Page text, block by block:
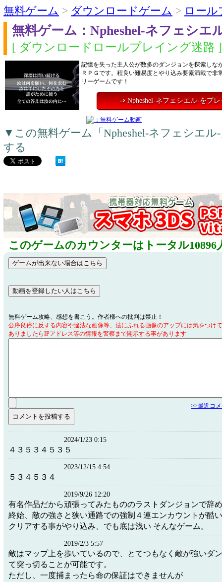
無料ゲーム > ダウンロードゲーム > ロー
無料ゲーム：Npheshel-ネフェシエ
[ ダウンロードロールプレイング迷路 ]
記憶を失った主人公が数多のダンジョンを探索しな
ＲＰＧです。程良い難易度とやり込み要素満載で非
リーゲームです！
⇒ Npheshel-ネフェシエル-をプ
▼この無料ゲーム「Npheshel-ネフェシエ
する
このゲームのカウンターはトータル10896
無料ゲーム攻略、感想を書こう。作者様への批判は禁止！
公序良俗に反する内容や違法な画像等、法にふれる画像のアップには気をつけ
ありましたらIPアドレス等の情報を警察まで開示する事があります
>>最近コ
2024/1/23 0:15
４３５３４５３５
2023/12/15 4:54
５３４５３４
2019/9/26 12:20
有名作品だから頑張ってみたもののラストダンジョンで辞
終始、敵の強さと狭い通路での強制４連エンカウントが酷い
クリアする事がやり込み、でも底は浅い そんなゲーム。
2019/2/3 5:57
敵はマップ上を歩いているので、とてつもなく敵が強いダ
て突っ切ることが可能です。
ただし、一度捕まったら命の保証はできませんが